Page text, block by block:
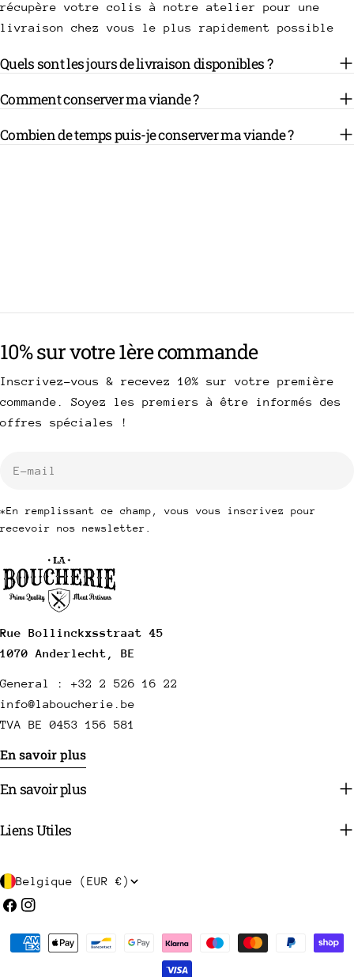
récupère votre colis à notre atelier pour une
livraison chez vous le plus rapidement possible
Quels sont les jours de livraison disponibles ?
Comment conserver ma viande ?
Combien de temps puis-je conserver ma viande ?
Rue Bollinckxsstraat 45
1070 Anderlecht, BE
General : +32 2 526 16 22
info@laboucherie.be
TVA BE 0453 156 581
En savoir plus
En savoir plus
Liens Utiles
10% sur votre 1ère commande
Inscrivez-vous & recevez 10% sur votre première
commande. Soyez les premiers à être informés des
offres spéciales !
*En remplissant ce champ, vous vous inscrivez pour
recevoir nos newsletter.
P
a
Belgique (EUR €)
Facebook
Instagram
Méthodes